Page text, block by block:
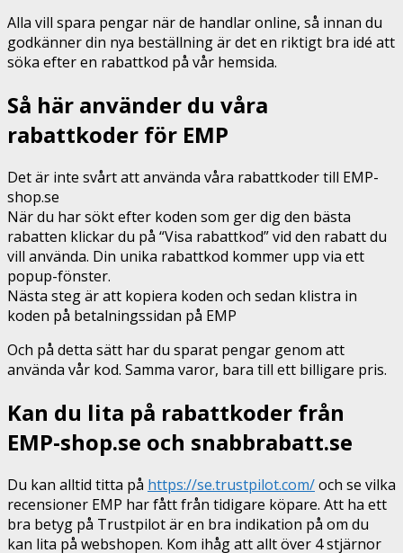
Alla vill spara pengar när de handlar online, så innan du
godkänner din nya beställning är det en riktigt bra idé att
söka efter en rabattkod på vår hemsida.
Så här använder du våra
rabattkoder för EMP
Det är inte svårt att använda våra rabattkoder till EMP-
shop.se
När du har sökt efter koden som ger dig den bästa
rabatten klickar du på “Visa rabattkod” vid den rabatt du
vill använda. Din unika rabattkod kommer upp via ett
popup-fönster.
Nästa steg är att kopiera koden och sedan klistra in
koden på betalningssidan på EMP
Och på detta sätt har du sparat pengar genom att
använda vår kod. Samma varor, bara till ett billigare pris.
Kan du lita på rabattkoder från
EMP-shop.se och snabbrabatt.se
Du kan alltid titta på https://se.trustpilot.com/och se vilka
recensioner EMP har fått från tidigare köpare. Att ha ett
bra betyg på Trustpilot är en bra indikation på om du
kan lita på webshopen. Kom ihåg att allt över 4 stjärnor